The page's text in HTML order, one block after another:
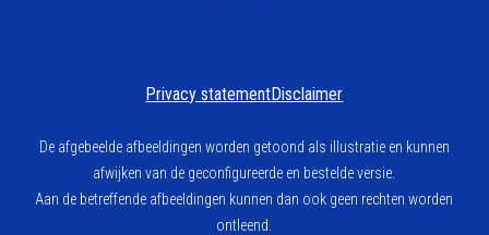
Privacy statementDisclaimer
De afgebeelde afbeeldingen worden getoond als illustratie en kunnen
afwijken van de geconfigureerde en bestelde versie.
Aan de betreffende afbeeldingen kunnen dan ook geen rechten worden
ontleend.